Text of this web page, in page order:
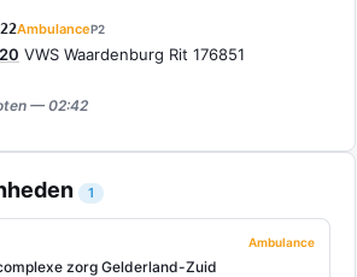
AmbulanceP2
VWS Waardenburg Rit 176851
— 02:42
1
Ambulance
zorg Gelderland-Zuid